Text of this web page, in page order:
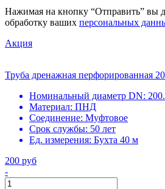
Нажимая на кнопку “Отправить” вы
обработку ваших персональных
Акция
Труба дренажная перфорированная
Номинальный диаметр DN:
Материал: ПНД
Соединение: Муфтовое
Срок службы: 50 лет
Ед. измерения: Бухта 40 м
200 руб
-